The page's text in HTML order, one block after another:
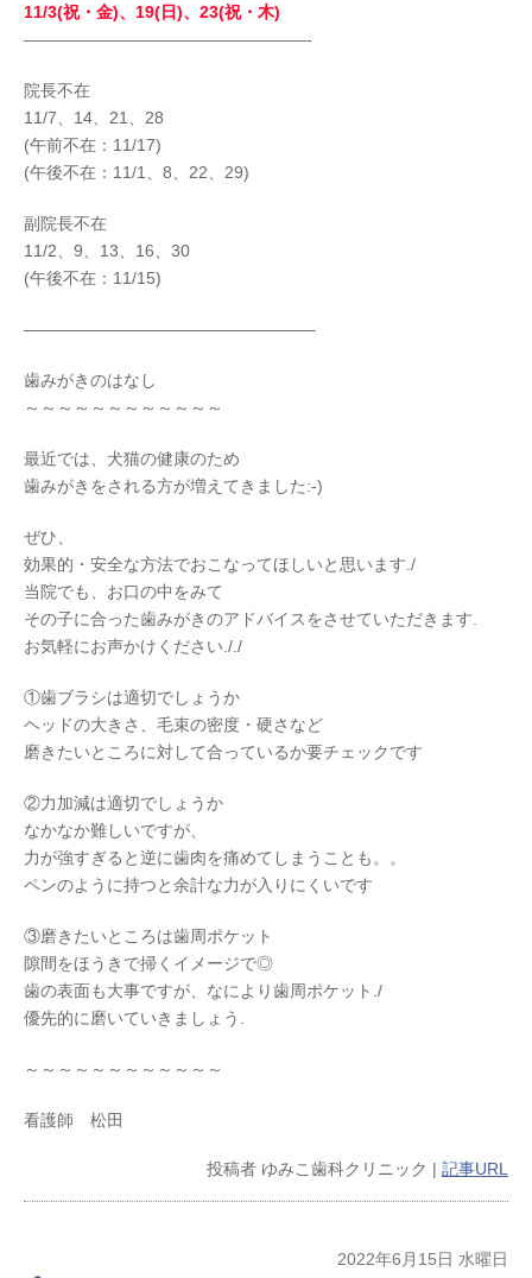
11/3(祝・金)、19(日)、23(祝・木)
—————————————————-
院長不在
11/7、14、21、28
(午前不在：11/17)
(午後不在：11/1、8、22、29)
副院長不在
11/2、9、13、16、30
(午後不在：11/15)
—————————————————–
歯みがきのはなし
～～～～～～～～～～～～
最近では、犬猫の健康のため
歯みがきをされる方が増えてきました:-)
ぜひ、
効果的・安全な方法でおこなってほしいと思います./
当院でも、お口の中をみて
その子に合った歯みがきのアドバイスをさせていただきます.
お気軽にお声かけください././
①歯ブラシは適切でしょうか
ヘッドの大きさ、毛束の密度・硬さなど
磨きたいところに対して合っているか要チェックです
②力加減は適切でしょうか
なかなか難しいですが、
力が強すぎると逆に歯肉を痛めてしまうことも。。
ペンのように持つと余計な力が入りにくいです
③磨きたいところは歯周ポケット
隙間をほうきで掃くイメージで◎
歯の表面も大事ですが、なにより歯周ポケット./
優先的に磨いていきましょう.
～～～～～～～～～～～～
看護師 松田
投稿者 ゆみこ歯科クリニック | 記事URL
2022年6月15日 水曜日